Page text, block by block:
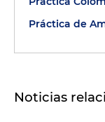
Práctica de
Noticias